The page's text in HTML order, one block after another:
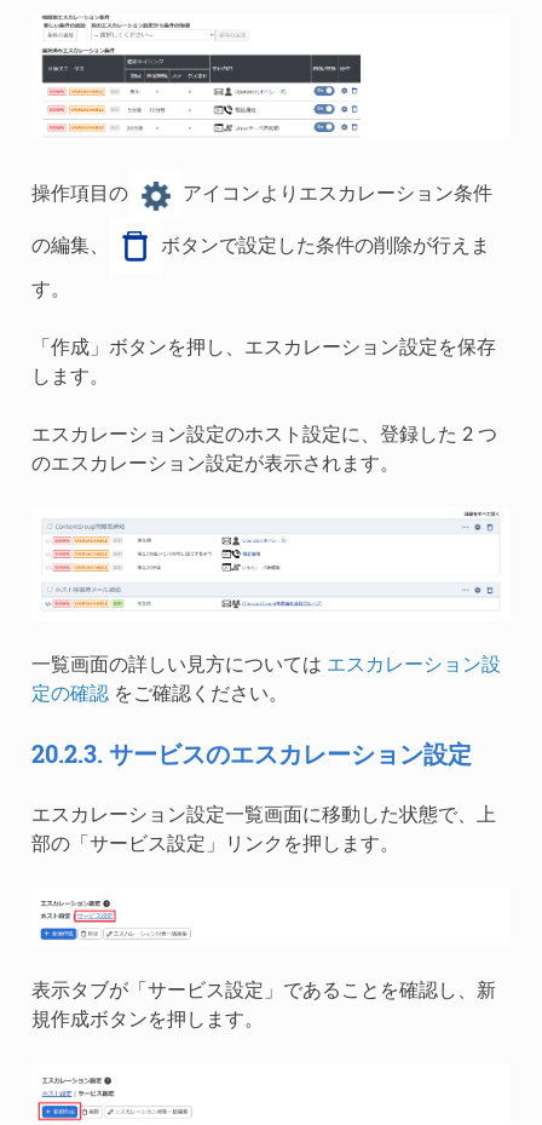
操作項目の アイコンよりエスカレーション条件
の編集、 ボタンで設定した条件の削除が行えま
す。
「作成」ボタンを押し、エスカレーション設定を保存
します。
エスカレーション設定のホスト設定に、登録した 2 つ
のエスカレーション設定が表示されます。
一覧画面の詳しい見方については エスカレーション設
定の確認をご確認ください。
20.2.3. サービスのエスカレーション設定
エスカレーション設定一覧画面に移動した状態で、上
部の「サービス設定」リンクを押します。
表示タブが「サービス設定」であることを確認し、新
規作成ボタンを押します。